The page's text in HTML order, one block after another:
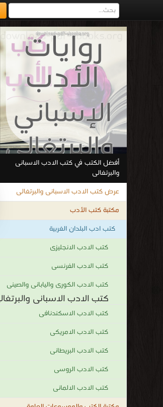
أفضل الكتب في كتب الادب الاسبانى
والبرتغالى
عرض كتب الادب الاسبانى والبرتغالى
مكتبة كتب الأدب
كتب ادب البلدان الغربية
كتب الادب الانجليزى
كتب الادب الفرنسى
كتب الادب الكورى واليابانى والصينى
كتب الادب الاسبانى
كتب الادب الاسكندنافى
كتب الادب الامريكى
كتب الادب البريطانى
كتب الادب الروسى
كتب الادب الالمانى